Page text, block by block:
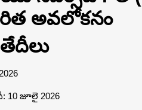
అవలోకనం
10 జూలై 2026